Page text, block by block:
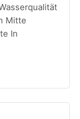
Mitte
In